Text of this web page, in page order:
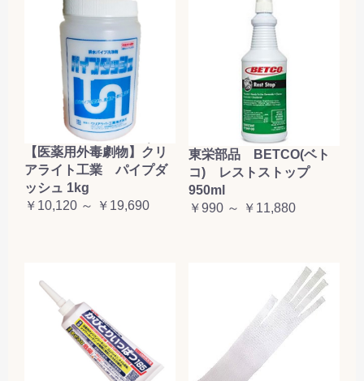
【医薬用外毒劇物】クリ
アライト工業 パイプダ
ッシュ 1kg
￥10,120 ～ ￥19,690
東栄部品 BETCO(ベト
コ) レストストップ
950ml
￥990 ～ ￥11,880